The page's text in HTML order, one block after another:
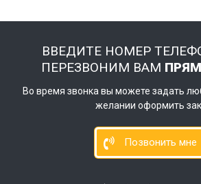
ВВЕДИТЕ НОМЕР
ПЕРЕЗВОНИМ ВАМ
Во время звонка вы можете задать
желании оформить
Позвонить мне